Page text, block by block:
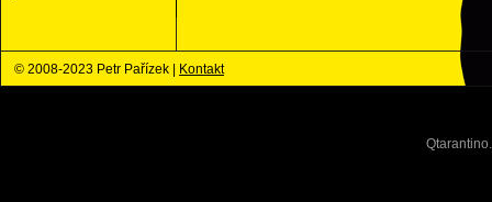
© 2008-2023 Petr Pařízek | Kontakt